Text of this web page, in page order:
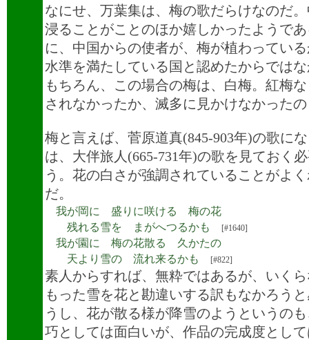
なにせ、万葉集は、梅の歌だらけなのだ
浸ることがことのほか嬉しかったようで
に、中国からの使者が、梅が植わってい
水準を満たしている国と認めたからでは
もちろん、この場合の梅は、白梅。紅梅
されなかったか、滅多に見かけなかった
梅と言えば、菅原道真(845-903年)の歌に
は、大伴旅人(665-731年)の歌を見ておく
う。花の白さが強調されていることがよ
だ。
我が岡に 盛りに咲ける 梅の花
残れる雪を まがへつるかも
[#1640]
我が園に 梅の花散る 久かたの
天より雪の 流れ来るかも
[#822]
素人からすれば、無粋ではあるが、いく
もった雪を花と勘違いする訳もなかろう
うし、花が散る様が降雪のようというの
巧としては面白いが、作品の完成度とし